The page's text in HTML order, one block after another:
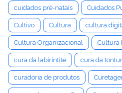
cuidados pré-natais Cuidados
Cultivo Cultura cultura
Cultura Organizacional Cultura
cura da labirintite cura da
curadoria de produtos